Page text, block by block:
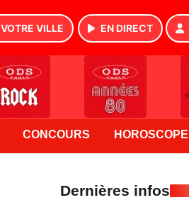
VOTRE VILLE EN DIRECT
CONCOURS HOROSCOPE
Dernières infos